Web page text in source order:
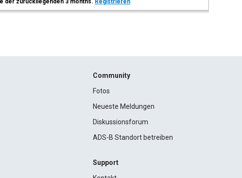
der zurückliegenden 3 months. Registrieren
Community
Fotos
Neueste Meldungen
Diskussionsforum
ADS-B Standort betreiben
Support